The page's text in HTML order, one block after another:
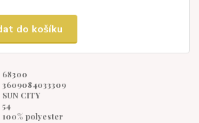
do košíku
68300
3609084033309
SUN CITY
54
100% polyester